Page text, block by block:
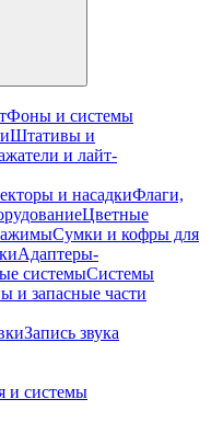
Фоны и системы
Штативы и
и лайт-
и насадкиФлаги,
Цветные
Сумки и кофры для
Адаптеры-
системыСистемы
и запасные части
Запись звука
и системы